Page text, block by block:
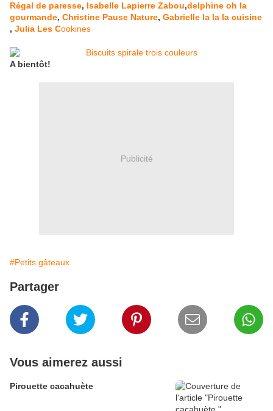
Régal de paresse, Isabelle Lapierre Zabou,delphine oh la
gourmande, Christine Pause Nature, Gabrielle la la la cuisine
, Julia Les Cookines
A bientôt!
Publicité
#Petits gâteaux
Partager
Vous aimerez aussi
Pirouette cacahuète